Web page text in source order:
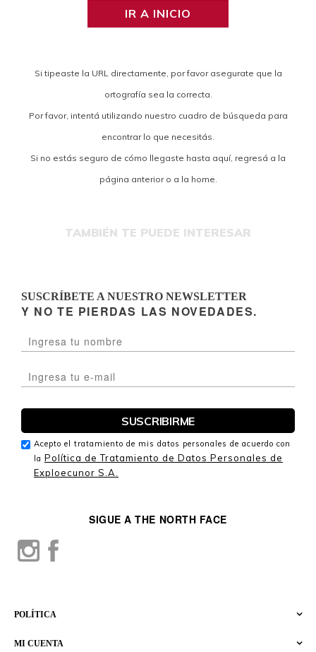
IR A INICIO
Si tipeaste la URL directamente, por favor asegurate que la
ortografía sea la correcta.
Por favor, intentá utilizando nuestro cuadro de búsqueda para
encontrar lo que necesitás.
Si no estás seguro de cómo llegaste hasta aquí, regresá a la
página anterior o a la home.
TAMBIÉN TE PUEDE INTERESAR
MI CUENTA
POLÍTICA
SIGUE A THE NORTH FACE
SUSCRÍBETE A NUESTRO NEWSLETTER
Y NO TE PIERDAS LAS NOVEDADES.
Acepto el tratamiento de mis datos personales de acuerdo con
la Política de Tratamiento de Datos Personales de
Exploecunor S.A.